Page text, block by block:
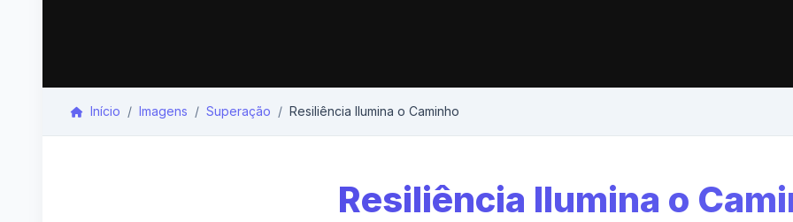
Início Imagens Superação Resiliência Ilumina o Caminho
Resiliência Ilumina o